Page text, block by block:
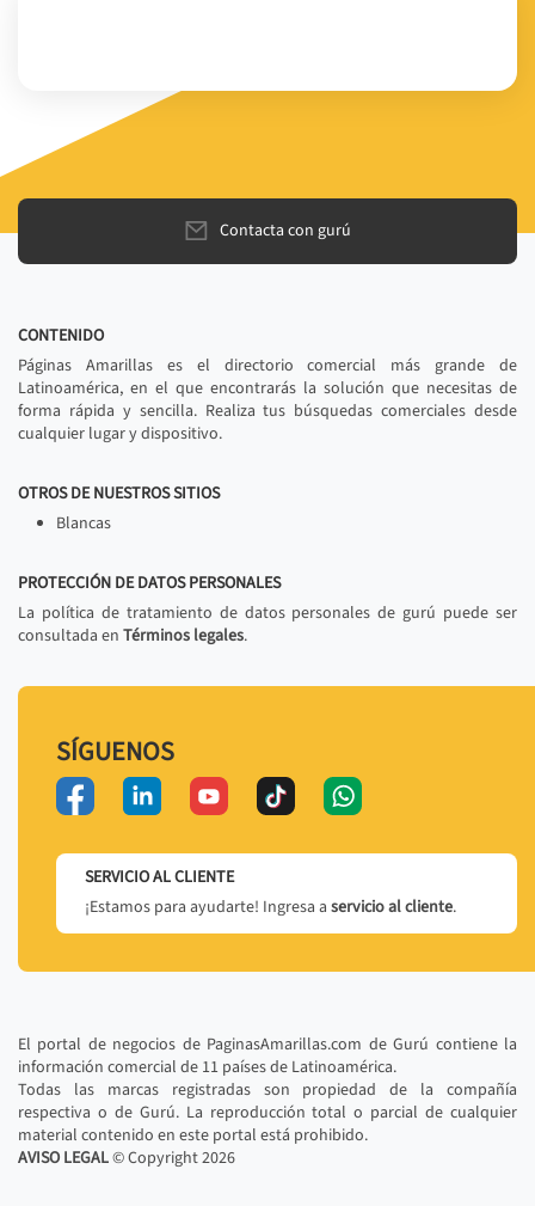
Contacta con gurú
CONTENIDO
Páginas Amarillas es el directorio comercial más grande de
Latinoamérica, en el que encontrarás la solución que necesitas de
forma rápida y sencilla. Realiza tus búsquedas comerciales desde
cualquier lugar y dispositivo.
OTROS DE NUESTROS SITIOS
Blancas
PROTECCIÓN DE DATOS PERSONALES
La política de tratamiento de datos personales de gurú puede ser
consultada en Términos legales.
SÍGUENOS
SERVICIO AL CLIENTE
¡Estamos para ayudarte! Ingresa a servicio al cliente.
El portal de negocios de PaginasAmarillas.com de Gurú contiene la
información comercial de 11 países de Latinoamérica.
Todas las marcas registradas son propiedad de la compañía
respectiva o de Gurú. La reproducción total o parcial de cualquier
material contenido en este portal está prohibido.
AVISO LEGAL© Copyright2026